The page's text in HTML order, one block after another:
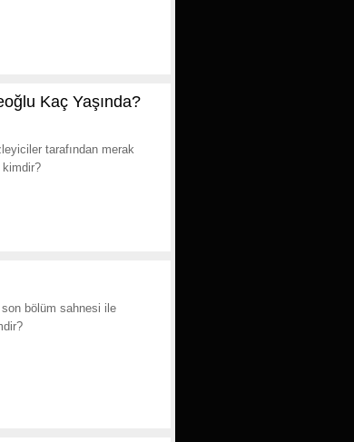
Kaç Yaşında?
tarafından merak
bölüm sahnesi ile